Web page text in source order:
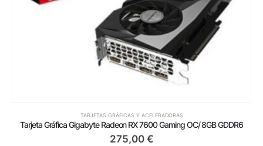
TARJETAS GRÁFICAS Y ACELERADORAS
Tarjeta Gráfica Gigabyte Radeon RX 7600 Gaming OC/ 8GB GDDR6
275,00 €